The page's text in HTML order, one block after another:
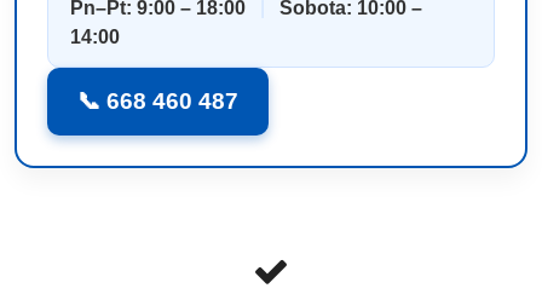
Pn–Pt: 9:00 – 18:00
Sobota: 10:00 –
14:00
📞 668 460 487